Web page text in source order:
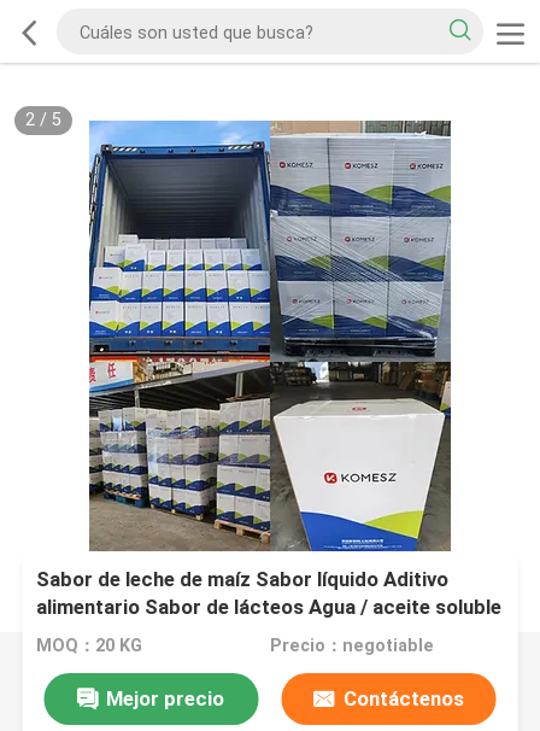
2/ 5
Sabor de leche de maíz Sabor líquido Aditivo
alimentario Sabor de lácteos Agua / aceite soluble
MOQ：20 KG Precio：negotiable
Mejor precio Contáctenos